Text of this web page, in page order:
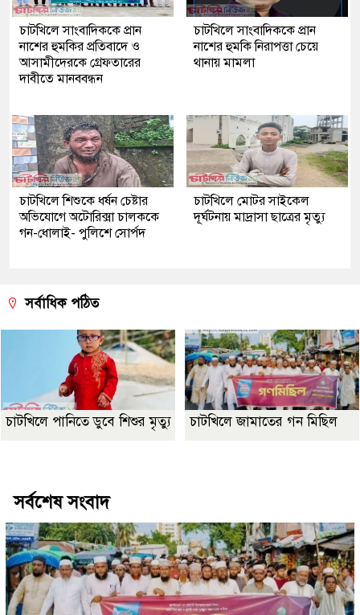
চাটখিলে সাংবাদিককে প্রান
নাশের হুমকির প্রতিবাদে ও
আসামীদেরকে গ্রেফতারের
দাবীতে মানববন্ধন
চাটখিলে সাংবাদিককে প্রান
নাশের হুমকি নিরাপত্তা চেয়ে
থানায় মামলা
চাটখিলে শিশুকে ধর্ষন চেষ্টার
অভিযোগে অটোরিক্সা চালককে
গন-ধোলাই- পুলিশে সোর্পদ
চাটখিলে মোটর সাইকেল
দূর্ঘটনায় মাদ্রাসা ছাত্রের মৃত্যু
সর্বাধিক পঠিত
চাটখিলে পানিতে ডুবে শিশুর মৃত্যু চাটখিলে জামাতের গন মিছিল
সর্বশেষ সংবাদ